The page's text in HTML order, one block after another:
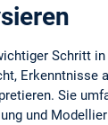
Schritt in
Erkenntnisse
Sie
und